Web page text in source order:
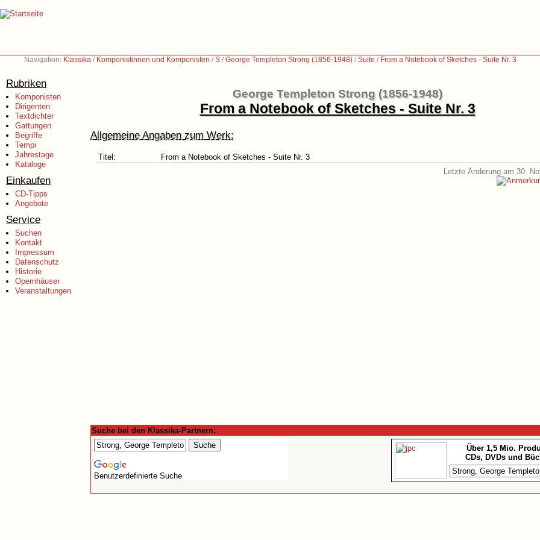
Navigation: Klassika / Komponistinnen und Komponisten /S /George Templeton Strong (1856-1948) /Suite / From a Notebook of Sketches - Suite Nr. 3
Rubriken
Komponisten
Dirigenten
Textdichter
Gattungen
Begriffe
Tempi
Jahrestage
Kataloge
Einkaufen
CD-Tipps
Angebote
Service
Suchen
Kontakt
Impressum
Datenschutz
Historie
Opernhäuser
Veranstaltungen
George Templeton Strong (1856-1948)
From a Notebook of Sketches - Suite Nr. 3
Allgemeine Angaben zum Werk:
Titel:
From a Notebook of Sketches - Suite Nr. 3
Letzte Änderung am 30.
Suche bei den Klassika-Partnern:
Benutzerdefinierte Suche
Über 1,5 Mio.
CDs, DVDs und